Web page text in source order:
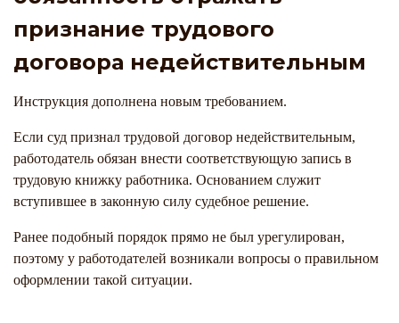
признание трудового
договора недействительным
Инструкция дополнена новым требованием.
Если суд признал трудовой договор недействительным,
работодатель обязан внести соответствующую запись в
трудовую книжку работника. Основанием служит
вступившее в законную силу судебное решение.
Ранее подобный порядок прямо не был урегулирован,
поэтому у работодателей возникали вопросы о правильном
оформлении такой ситуации.